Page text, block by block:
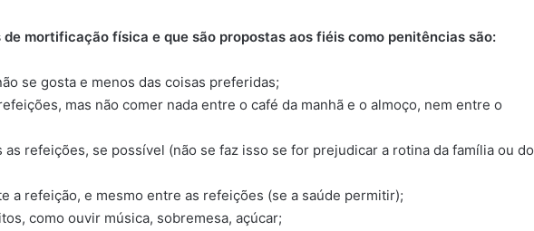
mortificação física e que são propostas aos fiéis como penitências são:
se gosta e menos das coisas preferidas;
mas não comer nada entre o café da manhã e o almoço, nem entre o
refeições, se possível (não se faz isso se for prejudicar a rotina da família ou do
a refeição, e mesmo entre as refeições (se a saúde permitir);
como ouvir música, sobremesa, açúcar;